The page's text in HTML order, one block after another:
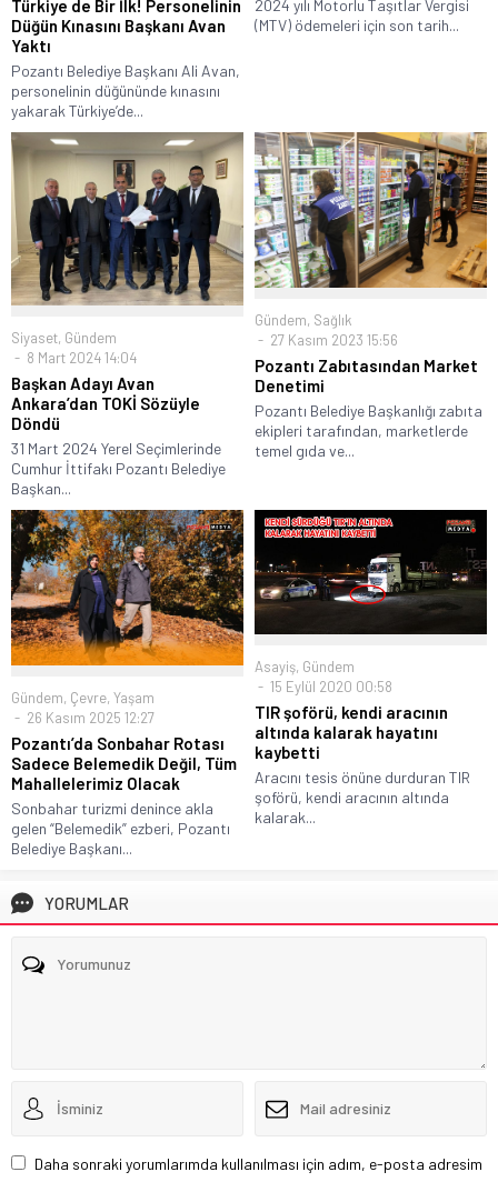
Türkiye de Bir İlk! Personelinin
Düğün Kınasını Başkanı Avan
Yaktı
Pozantı Belediye Başkanı Ali Avan,
personelinin düğününde kınasını
yakarak Türkiye’de...
2024 yılı Motorlu Taşıtlar Vergisi
(MTV) ödemeleri için son tarih...
Siyaset, Gündem
8 Mart 2024 14:04
Başkan Adayı Avan
Ankara’dan TOKİ Sözüyle
Döndü
31 Mart 2024 Yerel Seçimlerinde
Cumhur İttifakı Pozantı Belediye
Başkan...
Gündem, Sağlık
27 Kasım 2023 15:56
Pozantı Zabıtasından Market
Denetimi
Pozantı Belediye Başkanlığı zabıta
ekipleri tarafından, marketlerde
temel gıda ve...
Gündem, Çevre, Yaşam
26 Kasım 2025 12:27
Pozantı’da Sonbahar Rotası
Sadece Belemedik Değil, Tüm
Mahallelerimiz Olacak
Sonbahar turizmi denince akla
gelen “Belemedik” ezberi, Pozantı
Belediye Başkanı...
Asayiş, Gündem
15 Eylül 2020 00:58
TIR şoförü, kendi aracının
altında kalarak hayatını
kaybetti
Aracını tesis önüne durduran TIR
şoförü, kendi aracının altında
kalarak...
YORUMLAR
Daha sonraki yorumlarımda kullanılması için adım, e-posta adresim